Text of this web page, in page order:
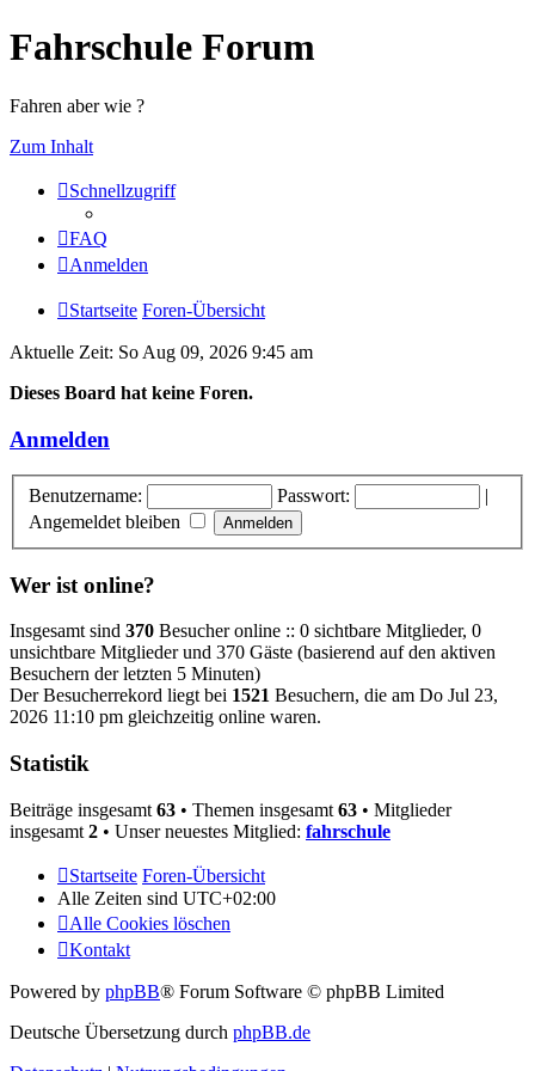
Fahrschule Forum
Fahren aber wie ?
Zum Inhalt
Schnellzugriff
FAQ
Anmelden
Startseite Foren-Übersicht
Aktuelle Zeit: So Aug 09, 2026 9:45 am
Dieses Board hat keine Foren.
Anmelden
Benutzername: Passwort:
|
Angemeldet bleiben
Wer ist online?
Insgesamt sind 370 Besucher online :: 0 sichtbare Mitglieder, 0
unsichtbare Mitglieder und 370 Gäste (basierend auf den aktiven
Besuchern der letzten 5 Minuten)
Der Besucherrekord liegt bei 1521 Besuchern, die am Do Jul 23,
2026 11:10 pm gleichzeitig online waren.
Statistik
Beiträge insgesamt 63 • Themen insgesamt 63 • Mitglieder
insgesamt 2 • Unser neuestes Mitglied: fahrschule
Startseite Foren-Übersicht
Alle Zeiten sind UTC+02:00
Alle Cookies löschen
Kontakt
Powered by phpBB® Forum Software © phpBB Limited
Deutsche Übersetzung durch phpBB.de